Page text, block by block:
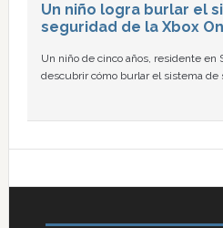
Un niño logra burlar el
seguridad de la Xbox
Un niño de cinco años, residente en
descubrir cómo burlar el sistema de